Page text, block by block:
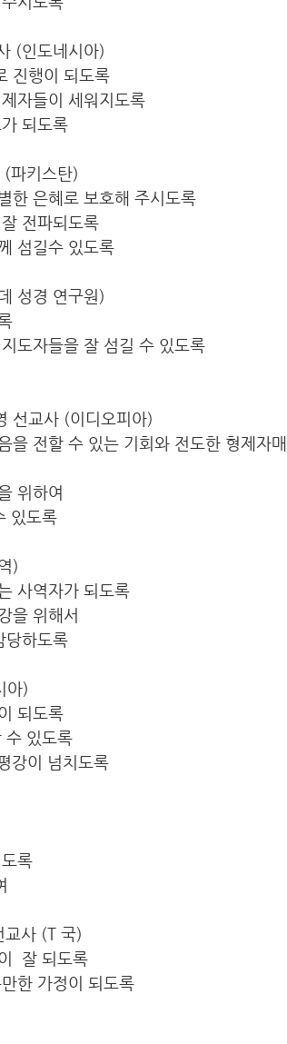
(인도네시아)
진행이 되도록
자들이 세워지도록
되도록
파키스탄)
한 은혜로 보호해 주시도록
전파되도록
섬길수 있도록
성경 연구원)
도자들을 잘 섬길 수 있도록
선교사 (이디오피아)
을 전할 수 있는 기회와 전도한 형제자
위하여
있도록
)
사역자가 되도록
을 위해서
당하도록
아)
되도록
수 있도록
강이 넘치도록
록
사 (T 국)
잘 되도록
한 가정이 되도록